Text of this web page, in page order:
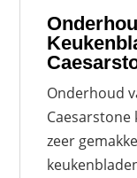
Onderhoud
zeer